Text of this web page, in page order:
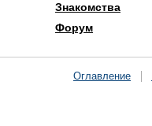
Знакомства
Форум
Оглавление